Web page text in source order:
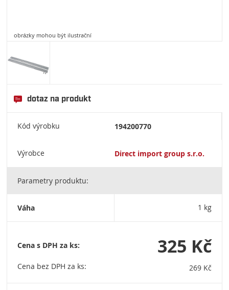
obrázky mohou být ilustrační
dotaz na produkt
Kód výrobku 194200770
Výrobce Direct import group s.r.o.
Parametry produktu:
Váha 1 kg
Cena s DPH za ks:
Cena bez DPH za ks:
325 Kč
269 Kč